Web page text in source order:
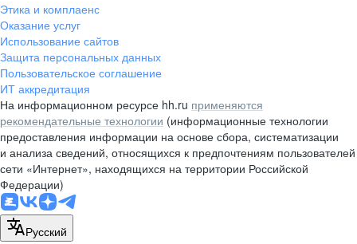
pr@rabota.by
Алматы
пр. Абая, д. 151, БЦ Алатау,
12 этаж, офис 1209
+7 727 232-13-13
pr@headhunter.com.kz
Этика и комплаенс
Оказание услуг
Использование сайтов
Защита персональных данных
Пользовательское соглашение
ИТ аккредитация
На информационном ресурсе hh.ru применяются
рекомендательные технологии (информационные технологии
предоставления информации на основе сбора, систематизации
и анализа сведений, относящихся к предпочтениям пользователей
сети «Интернет», находящихся на территории Российской
Федерации)
Русский